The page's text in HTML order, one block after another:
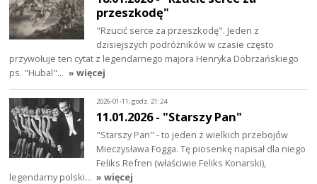
przeszkodę"
"Rzucić serce za przeszkodę". Jeden z
dzisiejszych podróżników w czasie często
przywołuje ten cytat z legendarnego majora Henryka Dobrzańskiego
ps. "Hubal"… » więcej
2026-01-11, godz. 21:24
11.01.2026 - "Starszy Pan"
"Starszy Pan" - to jeden z wielkich przebojów
Mieczysława Fogga. Tę piosenkę napisał dla niego
Feliks Refren (właściwie Feliks Konarski),
legendarny polski… » więcej